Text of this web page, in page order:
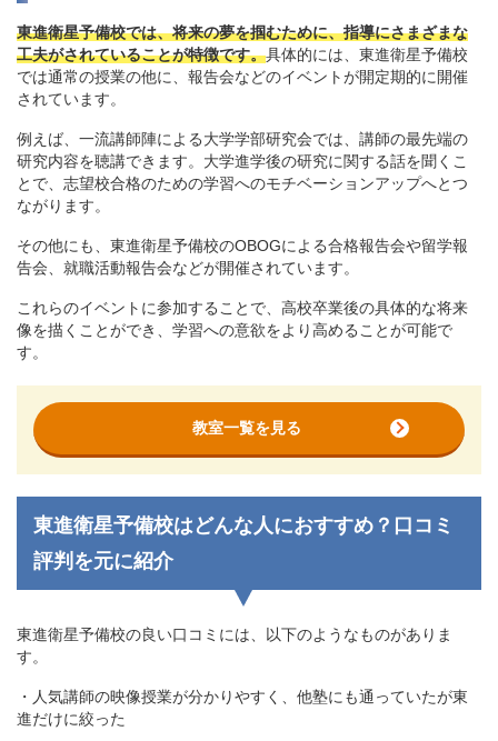
東進衛星予備校では、将来の夢を掴むために、指導にさまざまな
工夫がされていることが特徴です。具体的には、東進衛星予備校
では通常の授業の他に、報告会などのイベントが開定期的に開催
されています。
例えば、一流講師陣による大学学部研究会では、講師の最先端の
研究内容を聴講できます。大学進学後の研究に関する話を聞くこ
とで、志望校合格のための学習へのモチベーションアップへとつ
ながります。
その他にも、東進衛星予備校のOBOGによる合格報告会や留学報
告会、就職活動報告会などが開催されています。
これらのイベントに参加することで、高校卒業後の具体的な将来
像を描くことができ、学習への意欲をより高めることが可能で
す。
教室一覧を見る
東進衛星予備校はどんな人におすすめ？口コミ
評判を元に紹介
東進衛星予備校の良い口コミには、以下のようなものがありま
す。
・人気講師の映像授業が分かりやすく、他塾にも通っていたが東
進だけに絞った